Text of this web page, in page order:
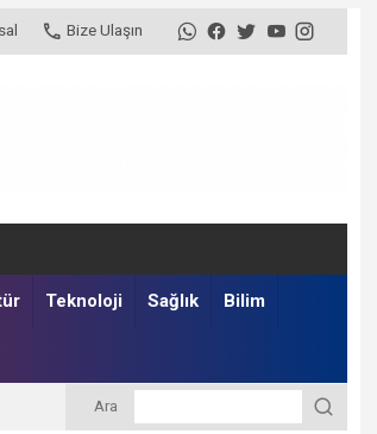
Bize Ulaşın
Teknoloji Sağlık Bilim
Ara